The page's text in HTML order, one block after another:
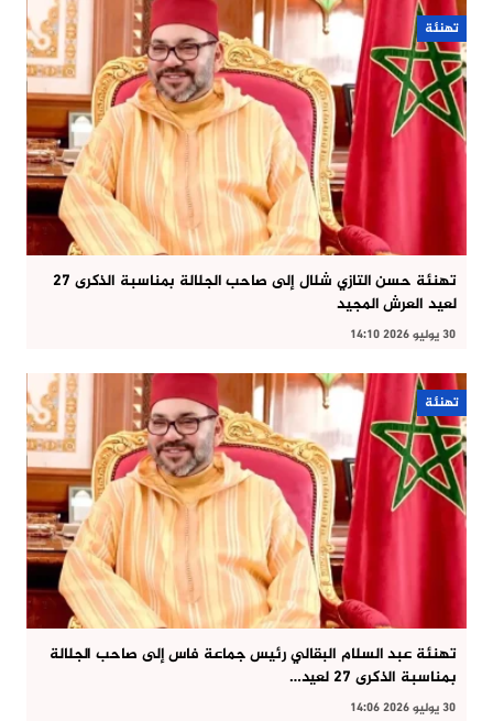
تهنئة
تهنئة حسن التازي شلال إلى صاحب الجلالة بمناسبة الذكرى 27
لعيد العرش المجيد
30 يوليو 2026 14:10
تهنئة
تهنئة عبد السلام البقالي رئيس جماعة فاس إلى صاحب الجلالة
بمناسبة الذكرى 27 لعيد…
30 يوليو 2026 14:06